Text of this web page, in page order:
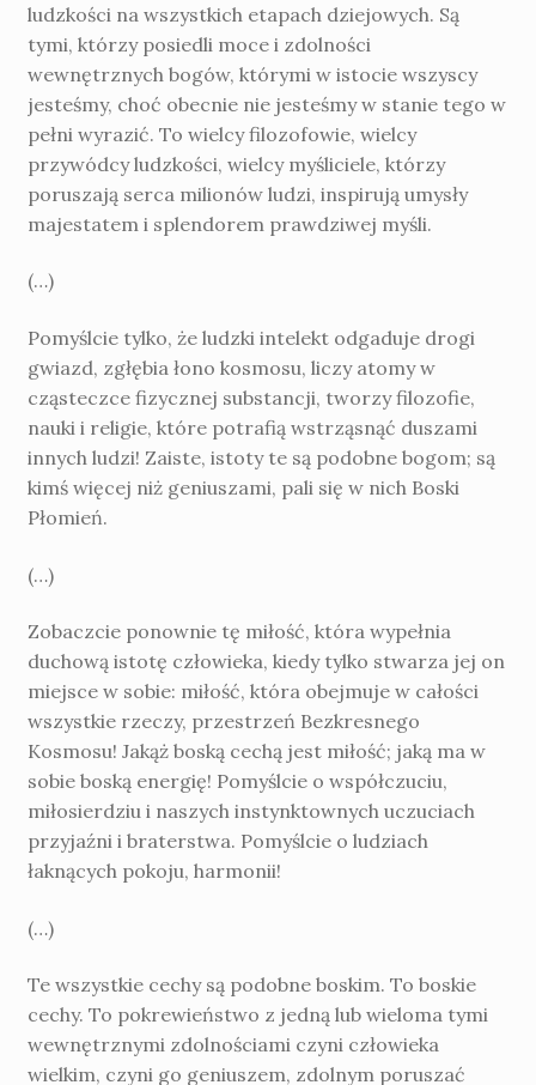
ludzkości na wszystkich etapach dziejowych. Są
tymi, którzy posiedli moce i zdolności
wewnętrznych bogów, którymi w istocie wszyscy
jesteśmy, choć obecnie nie jesteśmy w stanie tego w
pełni wyrazić. To wielcy filozofowie, wielcy
przywódcy ludzkości, wielcy myśliciele, którzy
poruszają serca milionów ludzi, inspirują umysły
majestatem i splendorem prawdziwej myśli.
(…)
Pomyślcie tylko, że ludzki intelekt odgaduje drogi
gwiazd, zgłębia łono kosmosu, liczy atomy w
cząsteczce fizycznej substancji, tworzy filozofie,
nauki i religie, które potrafią wstrząsnąć duszami
innych ludzi! Zaiste, istoty te są podobne bogom; są
kimś więcej niż geniuszami, pali się w nich Boski
Płomień.
(…)
Zobaczcie ponownie tę miłość, która wypełnia
duchową istotę człowieka, kiedy tylko stwarza jej on
miejsce w sobie: miłość, która obejmuje w całości
wszystkie rzeczy, przestrzeń Bezkresnego
Kosmosu! Jakąż boską cechą jest miłość; jaką ma w
sobie boską energię! Pomyślcie o współczuciu,
miłosierdziu i naszych instynktownych uczuciach
przyjaźni i braterstwa. Pomyślcie o ludziach
łaknących pokoju, harmonii!
(…)
Te wszystkie cechy są podobne boskim. To boskie
cechy. To pokrewieństwo z jedną lub wieloma tymi
wewnętrznymi zdolnościami czyni człowieka
wielkim, czyni go geniuszem, zdolnym poruszać